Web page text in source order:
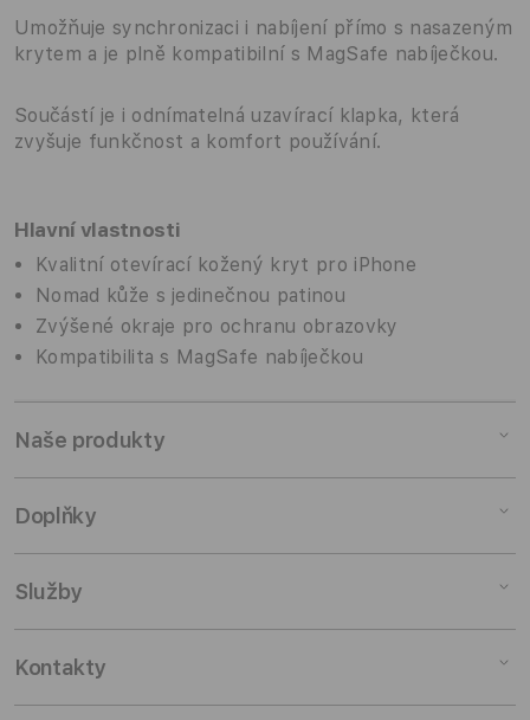
Umožňuje synchronizaci i nabíjení přímo s nasazeným
krytem a je plně kompatibilní s MagSafe nabíječkou.
Součástí je i odnímatelná uzavírací klapka, která
zvyšuje funkčnost a komfort používání.
Hlavní vlastnosti
Kvalitní otevírací kožený kryt pro iPhone
Nomad kůže s jedinečnou patinou
Zvýšené okraje pro ochranu obrazovky
Kompatibilita s MagSafe nabíječkou
Naše produkty
iPhone
AirPods
Doplňky
Doplňky pro Mac
Doplňky pro iPhone
Služby
Pronájem
Kontakty